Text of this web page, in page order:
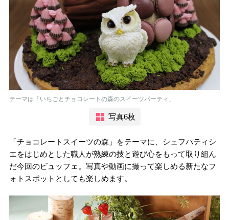
テーマは「いちごとチョコレートの森のスイーツパーティ」
写真6枚
「チョコレートスイーツの森」をテーマに、シェフパティシ
エをはじめとした職人が熟練の技と遊び心をもって取り組ん
だ今回のビュッフェ。写真や動画に撮って楽しめる新たなフ
ォトスポットとしても楽しめます。